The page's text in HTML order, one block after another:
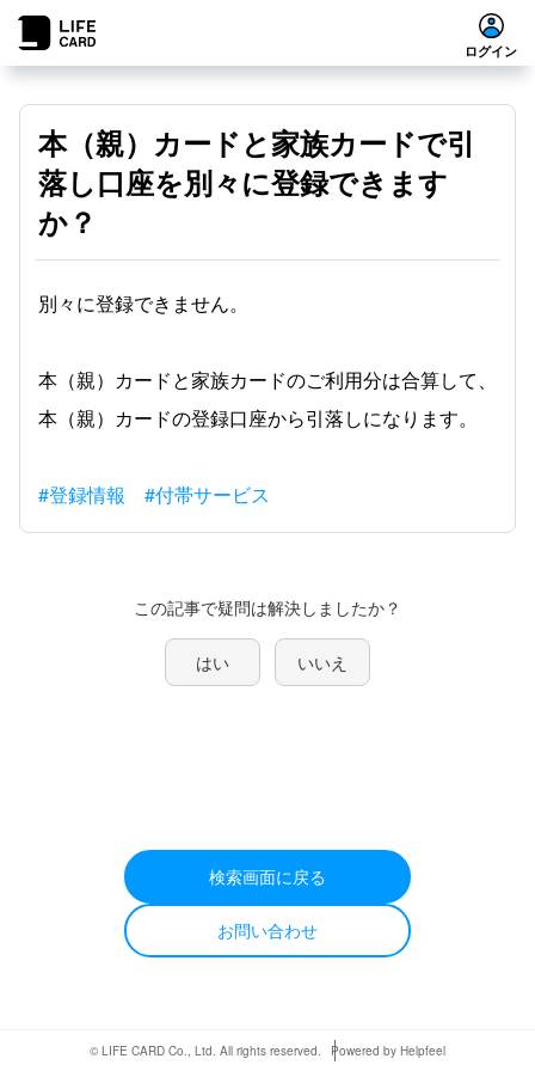
ログイン
本（親）カードと家族カードで引
落し口座を別々に登録できます
か？
別々に登録できません。
本（親）カードと家族カードのご利用分は合算して、
本（親）カードの登録口座から引落しになります。
#登録情報 #付帯サービス
この記事で疑問は解決しましたか？
はい いいえ
検索画面に戻る
お問い合わせ
© LIFE CARD Co., Ltd. All rights reserved. Powered by Helpfeel